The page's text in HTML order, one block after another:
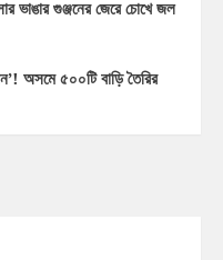
ভাঙার গুঞ্জনের জেরে চোখে জল
অসমে ৫০০টি বাড়ি তৈরির